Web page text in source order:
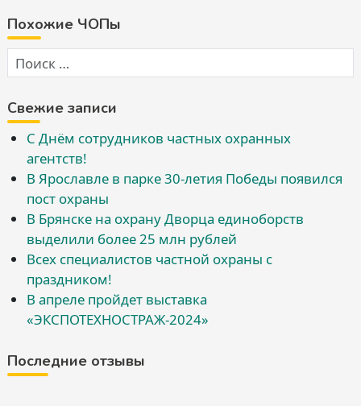
Похожие ЧОПы
Свежие записи
С Днём сотрудников частных охранных
агентств!
В Ярославле в парке 30-летия Победы появился
пост охраны
В Брянске на охрану Дворца единоборств
выделили более 25 млн рублей
Всех специалистов частной охраны с
праздником!
В апреле пройдет выставка
«ЭКСПОТЕХНОСТРАЖ-2024»
Последние отзывы